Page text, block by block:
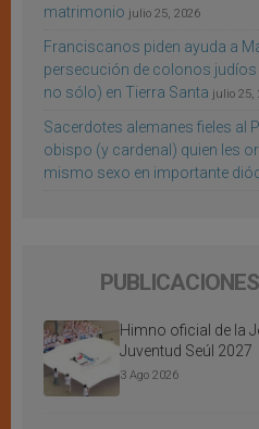
matrimonio julio 25, 2026
Franciscanos piden ayuda a
persecución de colonos
no sólo) en Tierra Santa julio 25,
Sacerdotes alemanes fieles al
obispo (y cardenal) quien les
mismo sexo en importante
Himno oficial de la
Juventud Seúl 2027
3 Ago 2026